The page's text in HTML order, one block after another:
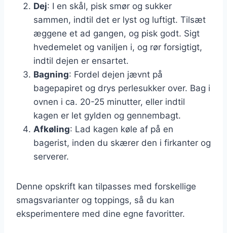
Dej: I en skål, pisk smør og sukker
sammen, indtil det er lyst og luftigt. Tilsæt
æggene et ad gangen, og pisk godt. Sigt
hvedemelet og vaniljen i, og rør forsigtigt,
indtil dejen er ensartet.
Bagning: Fordel dejen jævnt på
bagepapiret og drys perlesukker over. Bag i
ovnen i ca. 20-25 minutter, eller indtil
kagen er let gylden og gennembagt.
Afkøling: Lad kagen køle af på en
bagerist, inden du skærer den i firkanter og
serverer.
Denne opskrift kan tilpasses med forskellige
smagsvarianter og toppings, så du kan
eksperimentere med dine egne favoritter.